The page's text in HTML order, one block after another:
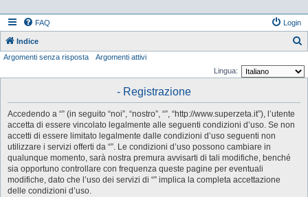
FAQ Login
Indice
Argomenti senza risposta
Argomenti attivi
Lingua:
- Registrazione
Accedendo a “” (in seguito “noi”, “nostro”, “”, “http://www.superzeta.it”), l’utente
accetta di essere vincolato legalmente alle seguenti condizioni d’uso. Se non
accetti di essere limitato legalmente dalle condizioni d’uso seguenti non
utilizzare i servizi offerti da “”. Le condizioni d’uso possono cambiare in
qualunque momento, sarà nostra premura avvisarti di tali modifiche, benché
sia opportuno controllare con frequenza queste pagine per eventuali
modifiche, dato che l’uso dei servizi di “” implica la completa accettazione
delle condizioni d’uso.